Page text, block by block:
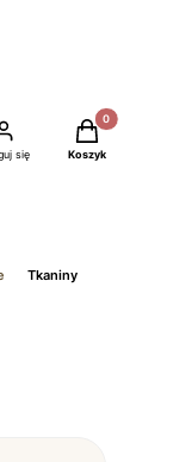
się
Produkty w
Koszyk
Tkaniny